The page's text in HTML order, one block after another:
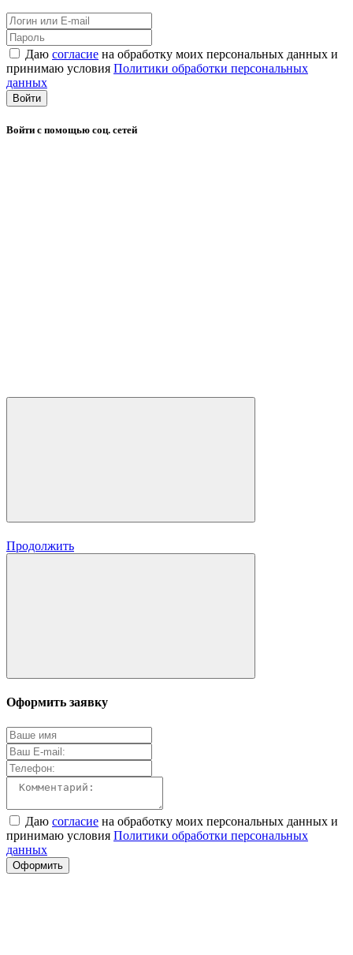
Даю согласие на обработку моих персональных данных и
принимаю условия Политики обработки персональных
данных
Войти
Войти с помощью соц. сетей
Продолжить
Оформить заявку
Даю согласие на обработку моих персональных данных и
принимаю условия Политики обработки персональных
данных
Оформить